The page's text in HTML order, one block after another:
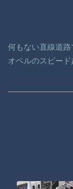
何もない直線道
オペルのスピード